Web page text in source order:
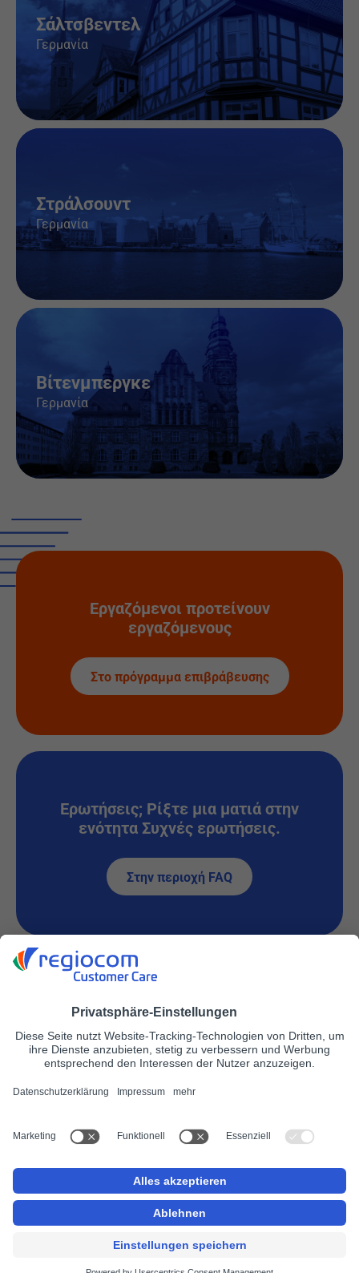
Σάλτσβεντελ
Γερμανία
Στράλσουντ
Γερμανία
Θέσεις εργασίας & πληροφορίες
Βίτενμπεργκε
Γερμανία
Εργαζόμενοι προτείνουν
εργαζόμενους
Στο πρόγραμμα επιβράβευσης
Ερωτήσεις; Ρίξτε μια ματιά στην
ενότητα Συχνές ερωτήσεις.
Στην περιοχή FAQ
regiocom πελατών
regiocom SE
Προστασία δεδομένων